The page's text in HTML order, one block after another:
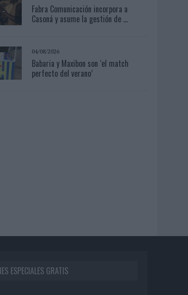
Fabra Comunicación incorpora a
Casoná y asume la gestión de ...
04/08/2026
Babaria y Maxibon son ‘el match
perfecto del verano’
ESPECIALES GRATIS